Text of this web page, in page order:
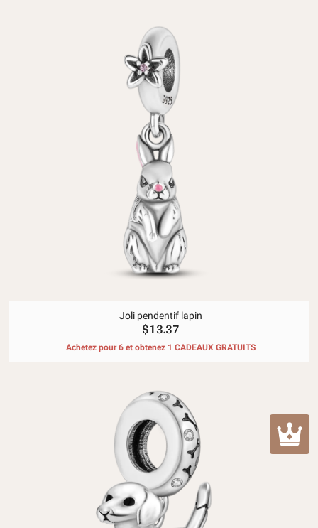
Joli pendentif lapin
$13.37
Achetez pour 6 et obtenez 1 CADEAUX GRATUITS